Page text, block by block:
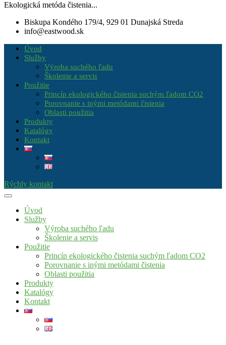
Ekologická metóda čistenia...
Biskupa Kondého 179/4, 929 01 Dunajská Streda
info@eastwood.sk
Úvod
Služby
Výroba suchého ľadu
Školenie a servis
Použitie
Princíp ekologického čistenia suchým ľadom CO2
Porovnanie s inými metódami čistenia
Oblasti použitia
Produkty
Katalógy
Kontakt
Rýchly kontakt
Úvod
Služby
Výroba suchého ľadu
Školenie a servis
Použitie
Princíp ekologického čistenia suchým ľadom CO2
Porovnanie s inými metódami čistenia
Oblasti použitia
Produkty
Katalógy
Kontakt